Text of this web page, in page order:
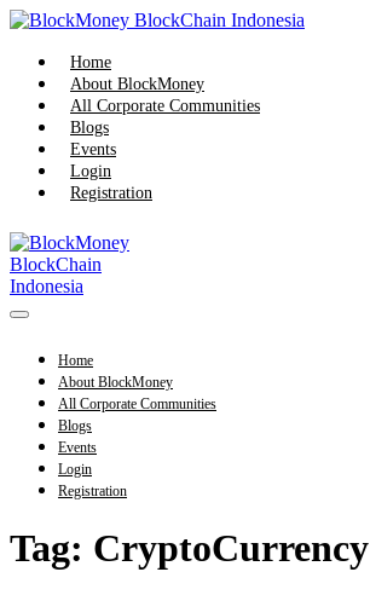
Skip
content
Home
About BlockMoney
All Corporate Communities
Blogs
Events
Login
Registration
Menu
Home
About BlockMoney
All Corporate Communities
Blogs
Events
Login
Registration
Tag: CryptoCurrency